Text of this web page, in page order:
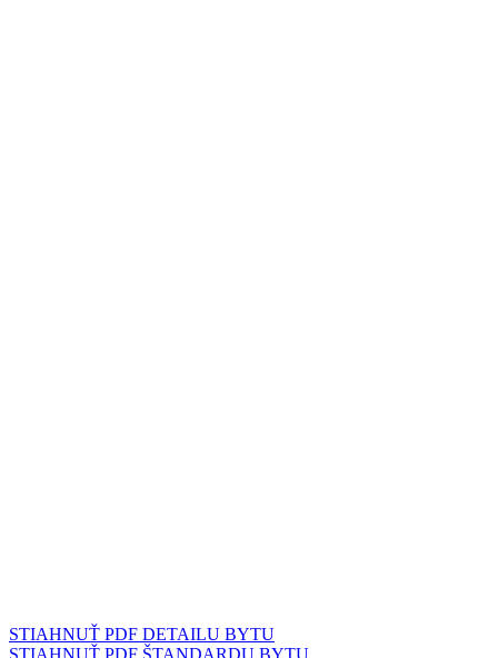
STIAHNUŤ PDF DETAILU BYTU
STIAHNUŤ PDF ŠTANDARDU BYTU